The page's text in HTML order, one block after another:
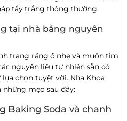
tẩy trắng thông thường.
tại nhà bằng nguyên
trạng răng ố nhẹ và muốn tìm
nguyên liệu tự nhiên sẵn có
chọn tuyệt vời. Nha Khoa
những mẹo sau đây:
Baking Soda và chanh